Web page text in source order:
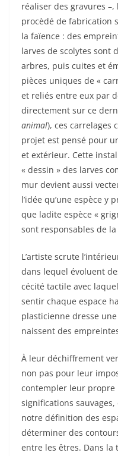
réaliser des gravures –,
procèdé de fabrication
la faïence : des
larves de scolytes sont
arbres, puis cuites et
pièces uniques de «
et reliés entre eux par
directement sur ce
animal), ces carrelages
projet est pensé pour
et extérieur. Cette
« dessin » des larves
mur devient aussi
l’idée qu’une espèce y
que ladite espèce «
sont responsables de
L’artiste scrute
dans lequel évoluent
cécité tactile avec
sentir chaque espace
plasticienne dresse
naissent des
À leur déchiffrement
non pas pour leur
contempler leur propre
significations
notre définition des
déterminer des
entre les êtres. Dans